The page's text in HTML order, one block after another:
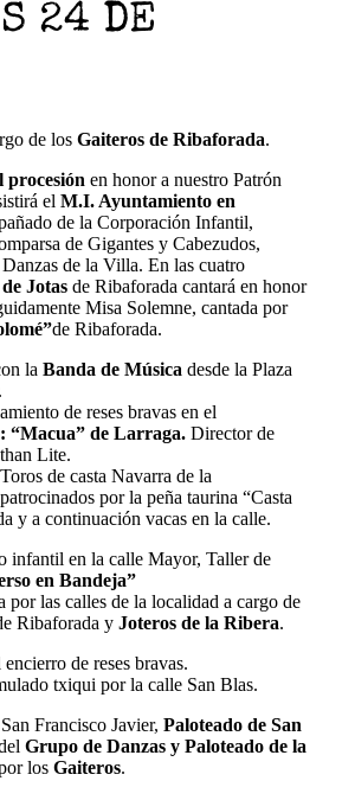
24 DE
de los Gaiteros de Ribaforada.
procesión en honor a nuestro Patrón
el M.I. Ayuntamiento en
de la Corporación Infantil,
de Gigantes y Cabezudos,
de la Villa. En las cuatro
Jotas de Ribaforada cantará en honor
Misa Solemne, cantada por
de Ribaforada.
la Banda de Música desde la Plaza
de reses bravas en el
: “Macua” de Larraga. Director de
Lite.
de casta Navarra de la
por la peña taurina “Casta
y a continuación vacas en la calle.
infantil en la calle Mayor, Taller de
en Bandeja”
por las calles de la localidad a cargo de
Ribaforada y Joteros de la Ribera.
de reses bravas.
txiqui por la calle San Blas.
Francisco Javier, Paloteado de San
Grupo de Danzas y Paloteado de la
los Gaiteros.